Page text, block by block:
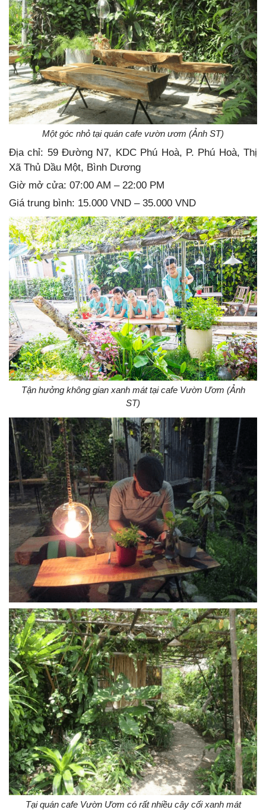
Một góc nhỏ tại quán cafe vườn ươm (Ảnh ST)
Địa chỉ: 59 Đường N7, KDC Phú Hoà, P. Phú Hoà, Thị
Xã Thủ Dầu Một, Bình Dương
Giờ mở cửa: 07:00 AM – 22:00 PM
Giá trung bình: 15.000 VND – 35.000 VND
Tận hưởng không gian xanh mát tại cafe Vườn Ươm (Ảnh
ST)
Tại quán cafe Vườn Ươm có rất nhiều cây cối xanh mát